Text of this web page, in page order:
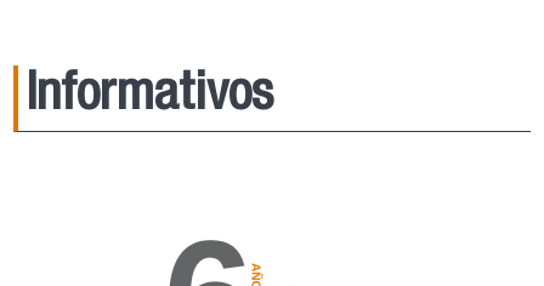
Informativos